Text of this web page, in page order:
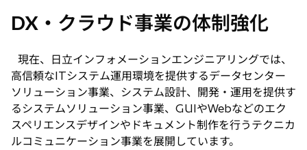
DX・クラウド事業の体制強化
現在、日立インフォメーションエンジニアリングでは、
高信頼なITシステム運用環境を提供するデータセンター
ソリューション事業、システム設計、開発・運用を提供す
るシステムソリューション事業、GUIやWebなどのエク
スペリエンスデザインやドキュメント制作を行うテクニカ
ルコミュニケーション事業を展開しています。